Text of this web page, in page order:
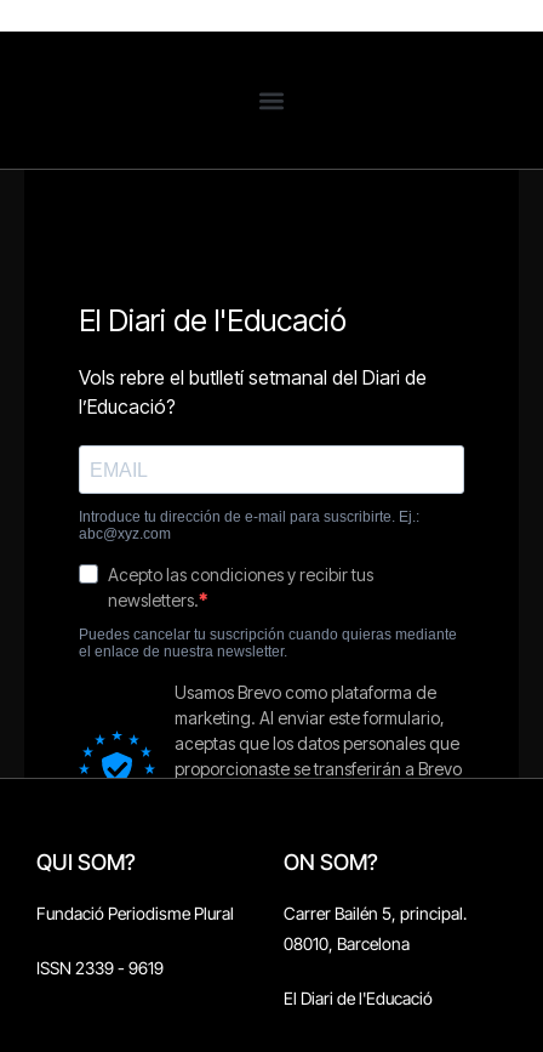
QUI SOM?
Fundació Periodisme Plural
ISSN 2339 - 9619
ON SOM?
Carrer Bailén 5, principal.
08010, Barcelona
El Diari de l'Educació